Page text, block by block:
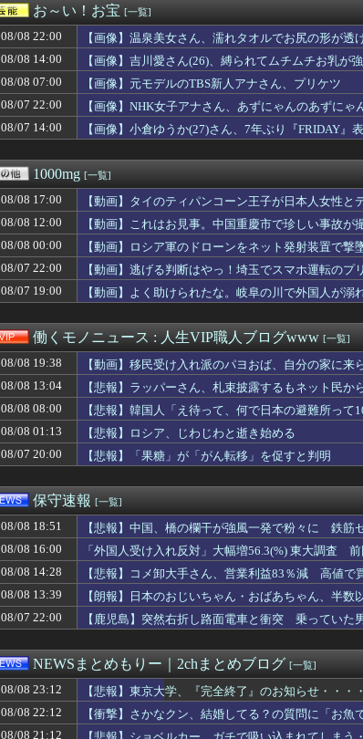
【朗報】今のチュニドラさん、下手したら3位から日本シリーズ行
新海誠の大ヒットを目の当たりにして2匹目のドジョウを狙った
【動画】国民的人気アイドルのおっぱい◯輪流出ｗｗｗｗｗｗｗ
【ウマ娘】タイトルホルダーの中の人がタイトルホルダーのカード
【悲報】「外国人受け入れ反対」大幅増ｗｗｗｗｗｗｗｗｗｗｗ
家庭内で別居状態のエ口い人妻(37)とラブホテルに朝まで泊まっ
スカウト「プロ志望届出したら指名するよ」高校生「いえ大学か
英国人「安心感が違う」冨安健洋、パレス移籍当日にデビュー！
ジャクソン「ジメジメデスネー」
日本でフィジー出身のラグビー選手が熱中症で亡くなったことに
アーセナルはビニシウス獲得に向けて大きく前進しており…」レ
【画像】週刊少年マガジン、限界突破ｗｗｗｗｗｗｗｗ
海原雄山にどん兵衛食わせたら言いそうなこと
高校生2人が乗るスクーターと車が衝突し高校生ら2人が死傷、車
【悲報】さらば青春の光さん、ひょうろくさんを廃墟に放置して
【悲報】チアガールさん←なんでアメリカの女カーストの頂点な
隣の臭デブキング貧乏揺すり背中のけぞりキョロ厨カンスケデブ
甲子園出場校 猛暑と資金難に苦しむ [789920621]
【超朗報】スクールドッグを導入した学校、不登校が激減→JK「
三大2Dアクションの傑作「Celeste」「Hollow Knight: Si...
【悲報】葬送のフリーレンとかいうアウラを退場させてから駄作
◆Ｊ１◆1節 名古屋×清水 清水オ・セフン退場も北川ゴールの1点
長身美女で高嶺の花なお嬢様「私はあなたで妥協します、だから
マルチタスク苦手な夫。家事は最低全部やるって合意してるけど
【ジャンポケ斉藤】弁護士「運転手いるからキスしない」→ネッ
嫁「生ハムを手作りしたよ！」俺「それ、生肉のままじゃないか
【画像】リアルみいちゃん、とんでもない格好でイベント出演する
【悲報】ワンダンス作者「手書きでダンスアニメ描いてみました
【早稲田】”無銭飲食”複数の早大生が関与か 大学が異例の注意喚
お～い！お宝 [一覧]
08/08 22:00
【画像】温泉美女さん、濡れタオルでお尻の形が透
08/08 14:00
【画像】吉川愛さん(26)、縛られてムチムチお乳が
08/08 07:00
【画像】元モデルのTBS新人アナさん、プリケツ
08/07 22:00
【画像】NHK女子アナさん、あずにゃんのあずにゃ
08/07 14:00
【画像】小倉ゆうか(27)さん、7年ぶり『FRIDAY』
1000mg [一覧]
08/08 17:00
【動画】タイのティパンコーン王子が日本人女性と
08/08 12:00
【動画】これはお見事。中国重慶市で珍しい事故が
08/08 00:00
【動画】ロシア軍のドローンをネット発射装置で撃
08/07 22:00
【動画】逃げる判断はやっ！埼玉でスマホ運転のプ
08/07 19:00
【動画】よく助けられたな。岐阜の川で外国人が溺
働くモノニュース : 人生VIP職人ブログwww [一覧]
08/08 19:38
【動画】移民受け入れ派のパヨおば、自分の家に
08/08 13:04
【悲報】ラッパーさん、札束披露するもネット民
08/08 08:00
【悲報】韓国人「え待って、何で日本の避難所って
08/08 01:13
【悲報】ロシア、じわじわと逝き始める
08/07 20:00
【悲報】「果糖」が「がん転移」を促すと判明
保守速報 [一覧]
08/08 18:51
【悲報】中国、橋の欄干が強風一発で粉々に 鉄
08/08 16:00
「外国人受け入れ反対」大幅増56.3(%) 東大調査
08/08 14:28
【悲報】コメ卸大手さん、営業利益83％減 高値で
08/08 13:39
【朗報】日本のおじいちゃん・おばあちゃん、半数
08/07 22:00
【鹿児島】突然右折し路面電車と衝突 乗っていた
NEWSまとめもりー｜2chまとめブログ [一覧]
08/08 23:12
【悲報】東京大学、『完全終了』のお知らせ・・・・
08/08 22:12
【衝撃】さかなクン、結婚してる？の質問に「お魚
08/08 21:12